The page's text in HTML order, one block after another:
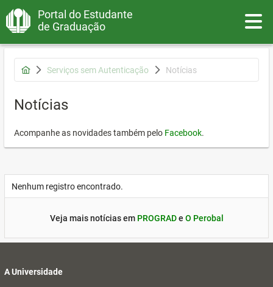
Portal do Estudante
de Graduação
Serviços sem Autenticação Notícias
Notícias
Acompanhe as novidades também pelo Facebook.
Nenhum registro encontrado.
Veja mais notícias em PROGRADe O Perobal
A Universidade